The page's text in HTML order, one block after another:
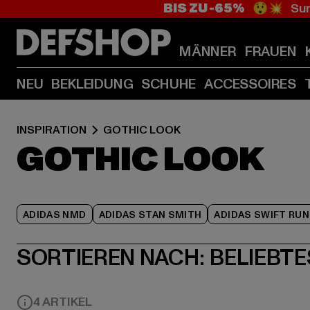
BIS ZU -65% 😲💥
MÄNNER FRAUEN
NEU BEKLEIDUNG SCHUHE ACCESSOIRES
INSPIRATION GOTHIC LOOK
GOTHIC LOOK
ADIDAS NMD ADIDAS STAN SMITH ADIDAS SWIFT RUN
SORTIEREN NACH:
4 ARTIKEL